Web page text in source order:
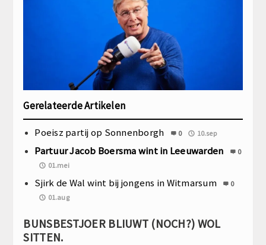
Gerelateerde Artikelen
Poeisz partij op Sonnenborgh 0 10.sep
Partuur Jacob Boersma wint in Leeuwarden
0
01.mei
Sjirk de Wal wint bij jongens in Witmarsum
0
01.aug
BUNSBESTJOER BLIUWT (NOCH?) WOL
SITTEN.